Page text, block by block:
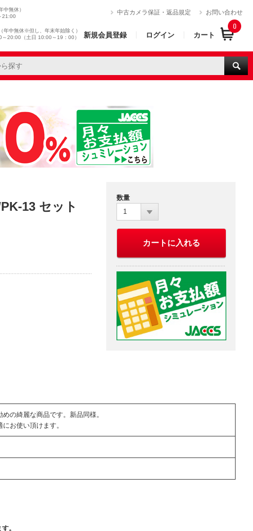
中無休）
21:00
年中無休※但し、年末年始除く）
～20:00（土日 10:00～19：00）
中古カメラ保証・返品規定 お問い合わせ
新規会員登録 ログイン カート
0
13 セット
数量
1
カートに入れる
の綺麗な商品です。新品同様。
お使い頂けます。
。